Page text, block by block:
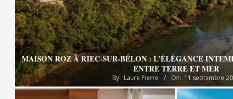
MAISON ROZ À RIEC-SUR-BÉLON : L’ÉLÉGANCE
ENTRE TERRE ET MER
By: Laure Pierre On: 11 septembre